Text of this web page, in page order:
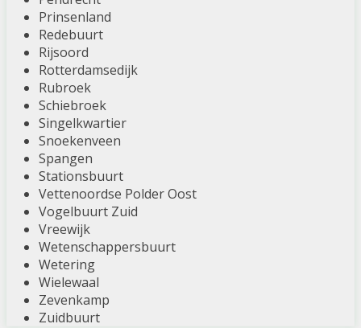
Prinsenland
Redebuurt
Rijsoord
Rotterdamsedijk
Rubroek
Schiebroek
Singelkwartier
Snoekenveen
Spangen
Stationsbuurt
Vettenoordse Polder Oost
Vogelbuurt Zuid
Vreewijk
Wetenschappersbuurt
Wetering
Wielewaal
Zevenkamp
Zuidbuurt